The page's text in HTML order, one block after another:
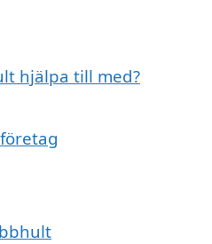
hjälpa till med?